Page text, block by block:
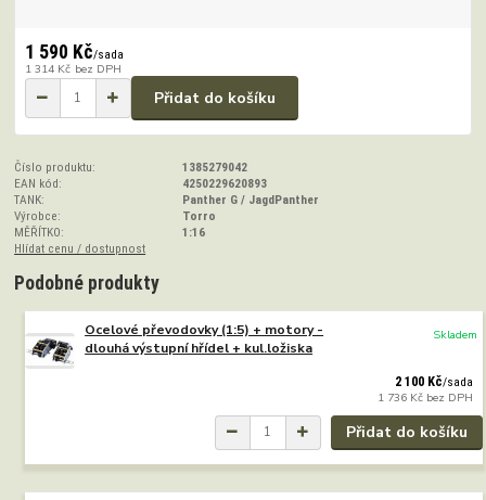
1 590 Kč/sada
1 314 Kč bez DPH
Přidat do košíku
Číslo produktu:
1385279042
EAN kód:
4250229620893
TANK:
Panther G / JagdPanther
Výrobce:
Torro
MĚŘÍTKO:
1:16
Hlídat cenu / dostupnost
Podobné produkty
Ocelové převodovky (1:5) + motory -
dlouhá výstupní hřídel + kul.ložiska
2 100 Kč/sada
1 736 Kč bez DPH
Skladem
Přidat do košíku